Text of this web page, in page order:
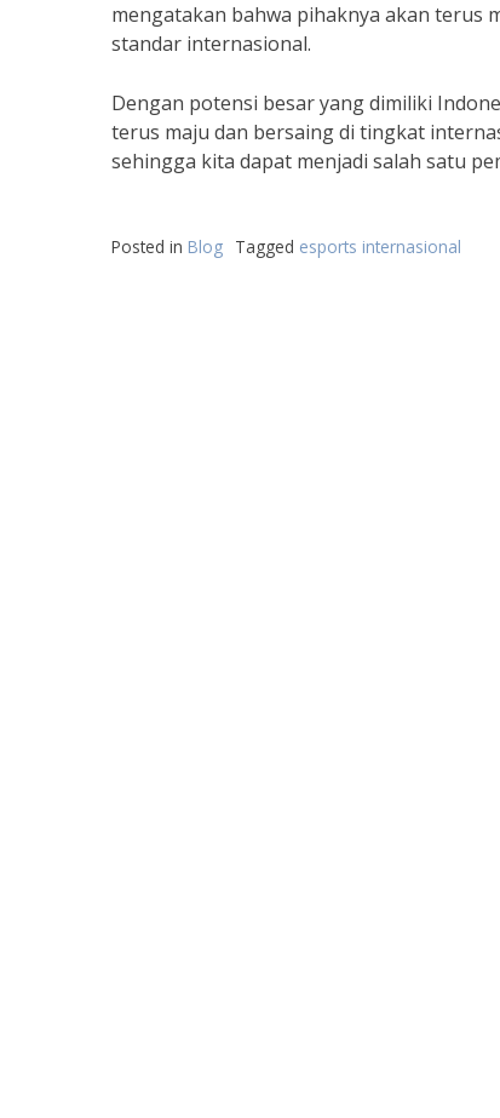
mengatakan bahwa pihaknya akan terus
standar internasional.
Dengan potensi besar yang dimiliki
terus maju dan bersaing di tingkat
sehingga kita dapat menjadi salah satu
Posted in Blog Tagged esports internasional